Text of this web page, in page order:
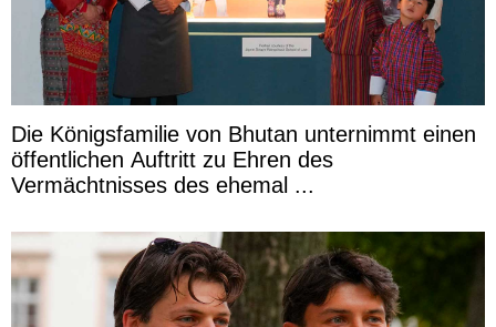
Die Königsfamilie von Bhutan unternimmt einen
öffentlichen Auftritt zu Ehren des
Vermächtnisses des ehemal ...